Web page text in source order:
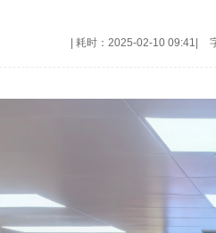
耗时：2025-02-10 09:41